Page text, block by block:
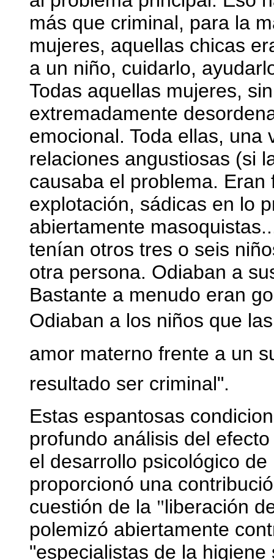
más que criminal, para la
mujeres, aquellas chicas
a un niño, cuidarlo,
Todas aquellas mujeres,
extremadamente
emocional. Toda ellas,
relaciones angustiosas (si
causaba el problema.
explotación, sádicas en lo
abiertamente
tenían otros tres o seis
otra persona. Odiaban a
Bastante a menudo eran
Odiaban a los niños que
amor materno frente a un
resultado ser criminal".
Estas espantosas
profundo análisis del
el desarrollo psicológico
proporcionó una
cuestión de la "liberación
polemizó abiertamente
"especialistas de la